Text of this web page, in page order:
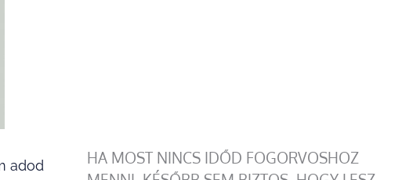
adod
HA MOST NINCS IDŐD FOGORVOSHOZ